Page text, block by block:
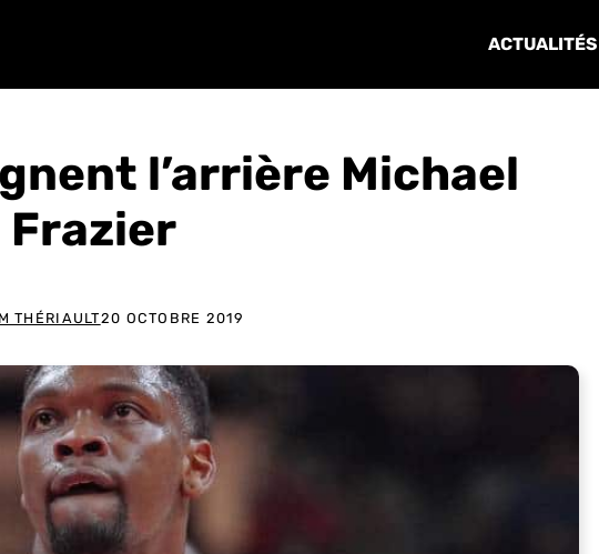
ACTUALITÉS
l’arrière Michael
Frazier
THÉRIAULT20 OCTOBRE 2019